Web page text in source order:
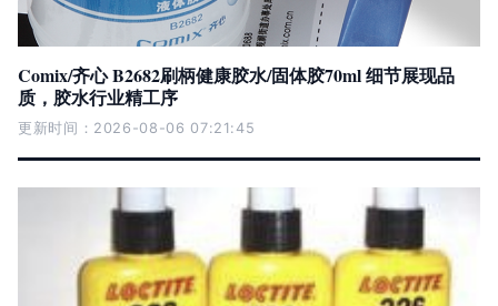
Comix/齐心 B2682刷柄健康胶水/固体胶70ml 细节展现品
质，胶水行业精工序
更新时间：2026-08-06 07:21:45